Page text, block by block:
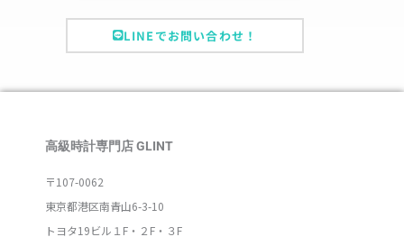
LINEでお問い合わせ！
高級時計専門店 GLINT
〒107-0062
東京都港区南青山6-3-10
トヨタ19ビル１F・２F・３F